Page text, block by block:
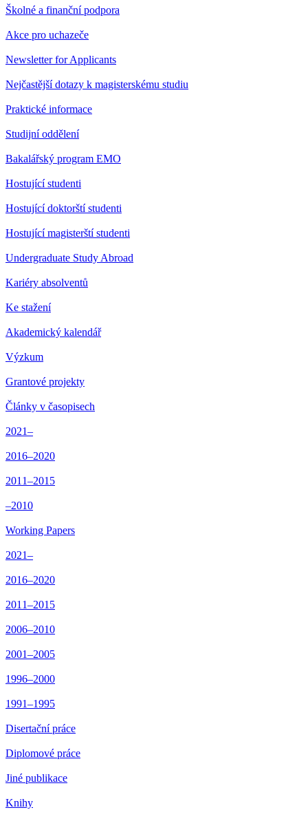
Školné a finanční podpora
Akce pro uchazeče
Newsletter for Applicants
Nejčastější dotazy k magisterskému studiu
Praktické informace
Studijní oddělení
Bakalářský program EMO
Hostující studenti
Hostující doktorští studenti
Hostující magisterští studenti
Undergraduate Study Abroad
Kariéry absolventů
Ke stažení
Akademický kalendář
Výzkum
Grantové projekty
Články v časopisech
2021–
2016–2020
2011–2015
–2010
Working Papers
2021–
2016–2020
2011–2015
2006–2010
2001–2005
1996–2000
1991–1995
Disertační práce
Diplomové práce
Jiné publikace
Knihy